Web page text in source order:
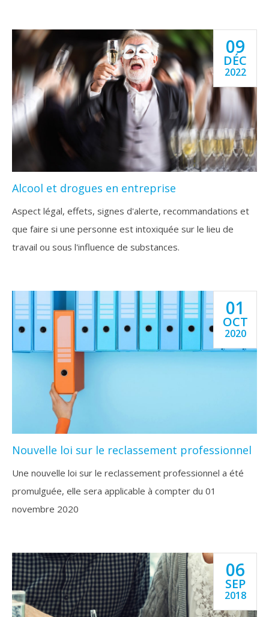
09
DÉC
2022
Alcool et drogues en entreprise
Aspect légal, effets, signes d'alerte, recommandations et
que faire si une personne est intoxiquée sur le lieu de
travail ou sous l'influence de substances.
01
OCT
2020
Nouvelle loi sur le reclassement professionnel
Une nouvelle loi sur le reclassement professionnel a été
promulguée, elle sera applicable à compter du 01
novembre 2020
06
SEP
2018